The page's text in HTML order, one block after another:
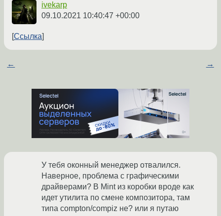
ivekarp
09.10.2021 10:40:47 +00:00
Ссылка
← →
У тебя оконный менеджер отвалился.
Наверное, проблема с графическими
драйверами? В Mint из коробки вроде как
идет утилита по смене композитора, там
типа compton/compiz не? или я путаю